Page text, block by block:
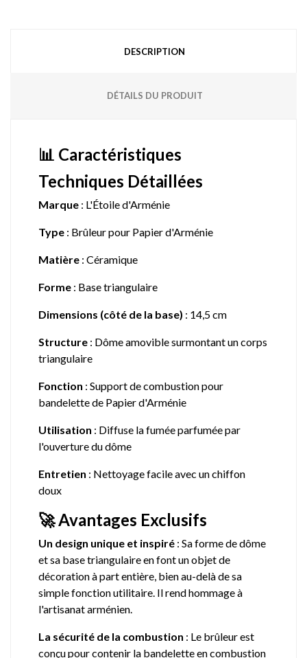
DESCRIPTION
DÉTAILS DU PRODUIT
📊 Caractéristiques
Techniques Détaillées
Marque : L'Étoile d'Arménie
Type : Brûleur pour Papier d'Arménie
Matière : Céramique
Forme : Base triangulaire
Dimensions (côté de la base) : 14,5 cm
Structure : Dôme amovible surmontant un corps
triangulaire
Fonction : Support de combustion pour
bandelette de Papier d'Arménie
Utilisation : Diffuse la fumée parfumée par
l'ouverture du dôme
Entretien : Nettoyage facile avec un chiffon
doux
🚀 Avantages Exclusifs
Un design unique et inspiré : Sa forme de dôme
et sa base triangulaire en font un objet de
décoration à part entière, bien au-delà de sa
simple fonction utilitaire. Il rend hommage à
l'artisanat arménien.
La sécurité de la combustion : Le brûleur est
conçu pour contenir la bandelette en combustion